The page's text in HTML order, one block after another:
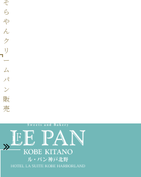
ら
や
ん
ク
リ
ー
ム
パ
ン
販
売
1F